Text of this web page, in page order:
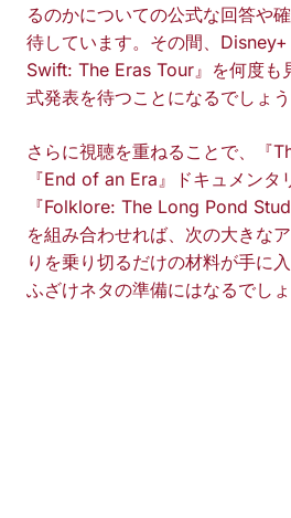
るのかについての公式な回答や
待しています。その間、
Swift: The Eras Tour』を何度も
式発表を待つことになるでしょう
さらに視聴を重ねることで、『
『End of an Era』ドキュメンタ
『Folklore: The Long Pond
を組み合わせれば、次の大きな
りを乗り切るだけの材料が手に
ふざけネタの準備にはなるでしょ